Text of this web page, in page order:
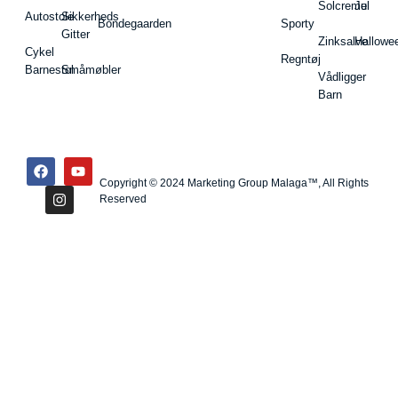
Autostole
Cykel
Barnestol
Sikkerheds
Gitter
Småmøbler
Bondegaarden Sporty
Regntøj
Solcreme
Zinksalve
Vådligger
Barn
Jul
Copyright © 2024 Marketing Group Malaga™, All Rights
Reserved